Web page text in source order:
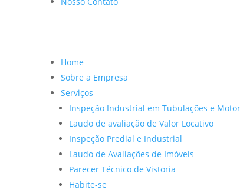
Home
Sobre a Empresa
Serviços
Inspeção Industrial em Tubulações e
Laudo de avaliação de Valor Locativo
Inspeção Predial e Industrial
Laudo de Avaliações de Imóveis
Parecer Técnico de Vistoria
Habite-se